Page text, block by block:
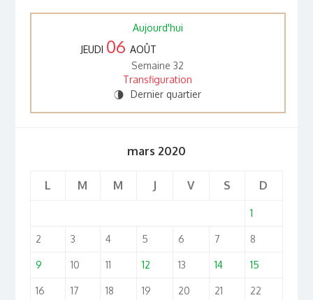
Aujourd'hui
JEUDI 06 AOÛT
Semaine 32
Transfiguration
U Dernier quartier
mars 2020
L M M J V S D
1
2 3 4 5 6 7 8
9 10 11 12 13 14 15
16 17 18 19 20 21 22